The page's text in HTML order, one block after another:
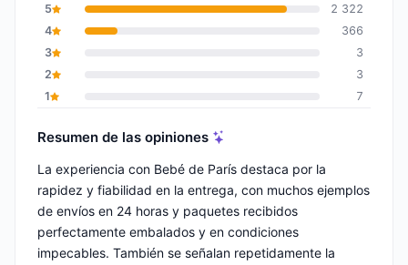
5
2 322
4
366
3
3
2
3
1
7
Resumen de las opiniones
La experiencia con Bebé de París destaca por la
rapidez y fiabilidad en la entrega, con muchos ejemplos
de envíos en 24 horas y paquetes recibidos
perfectamente embalados y en condiciones
impecables. También se señalan repetidamente la